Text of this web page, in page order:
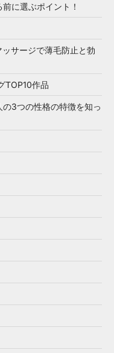
に選ぶポイント！
サージで薄毛防止と勃
TOP10作品
3つの性格の特徴を知っ